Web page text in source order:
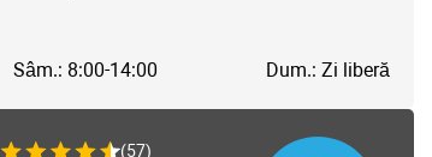
Sâm.: 8:00-14:00 Dum.: Zi liberă
(57)